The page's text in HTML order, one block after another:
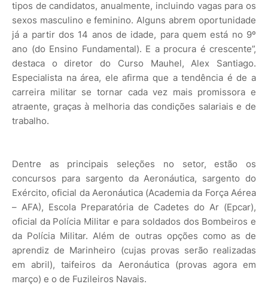
tipos de candidatos, anualmente, incluindo vagas para os
sexos masculino e feminino. Alguns abrem oportunidade
já a partir dos 14 anos de idade, para quem está no 9º
ano (do Ensino Fundamental). E a procura é crescente”,
destaca o diretor do Curso Mauhel, Alex Santiago.
Especialista na área, ele afirma que a tendência é de a
carreira militar se tornar cada vez mais promissora e
atraente, graças à melhoria das condições salariais e de
trabalho.
Dentre as principais seleções no setor, estão os
concursos para sargento da Aeronáutica, sargento do
Exército, oficial da Aeronáutica (Academia da Força Aérea
– AFA), Escola Preparatória de Cadetes do Ar (Epcar),
oficial da Polícia Militar e para soldados dos Bombeiros e
da Polícia Militar. Além de outras opções como as de
aprendiz de Marinheiro (cujas provas serão realizadas
em abril), taifeiros da Aeronáutica (provas agora em
março) e o de Fuzileiros Navais.